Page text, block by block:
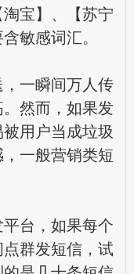
宝】、【苏宁
敏感词汇。
一瞬间万人传
然而，如果发
用户当成垃圾
一般营销类短
台，如果每个
群发短信，试